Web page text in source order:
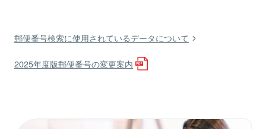
郵便番号検索に使用されているデータについて
2025年度版郵便番号の変更案内